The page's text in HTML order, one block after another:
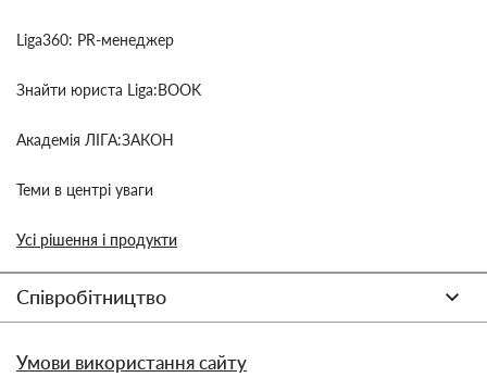
Liga360: PR-менеджер
Знайти юриста Liga:BOOK
Академія ЛІГА:ЗАКОН
Теми в центрі уваги
Усі рішення і продукти
Співробітництво
Умови використання сайту